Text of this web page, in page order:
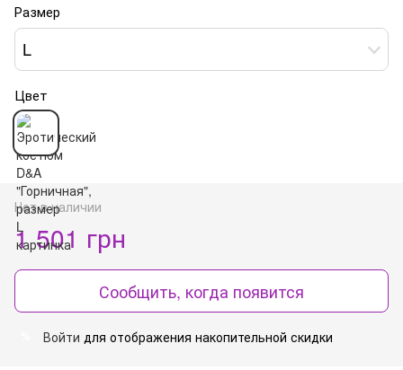
Размер
L
Цвет
Нет в наличии
1 501 грн
Сообщить, когда появится
Войти для отображения накопительной скидки